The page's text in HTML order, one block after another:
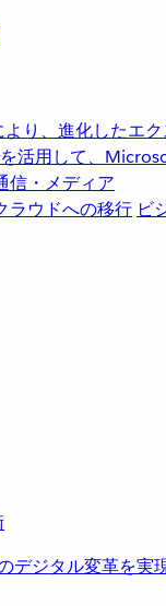
り、進化したエ
活用して、
信・メディア
ラウドへの移行 ビ
デジタル変革を実